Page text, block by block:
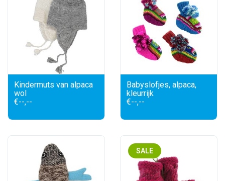
Kindermuts van alpaca
wol
€--,--
Babyslofjes, alpaca,
kleurrijk
€--,--
SALE